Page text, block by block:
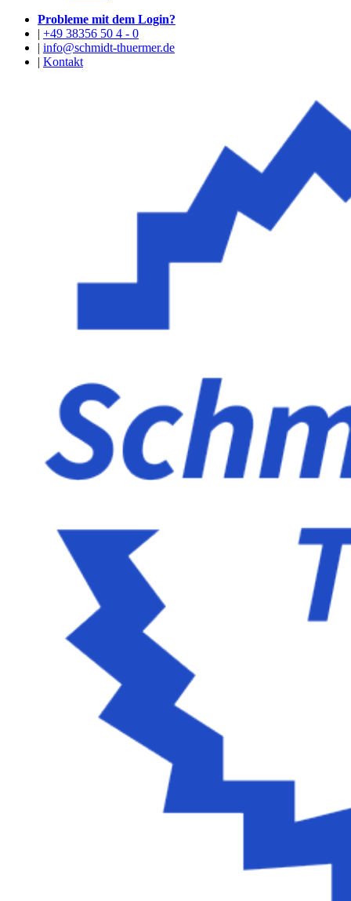
Probleme mit dem Login?
| +49 38356 50 4 - 0
| info@schmidt-thuermer.de
| Kontakt